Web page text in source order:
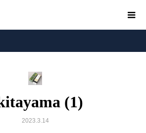
(1)
2023.3.14